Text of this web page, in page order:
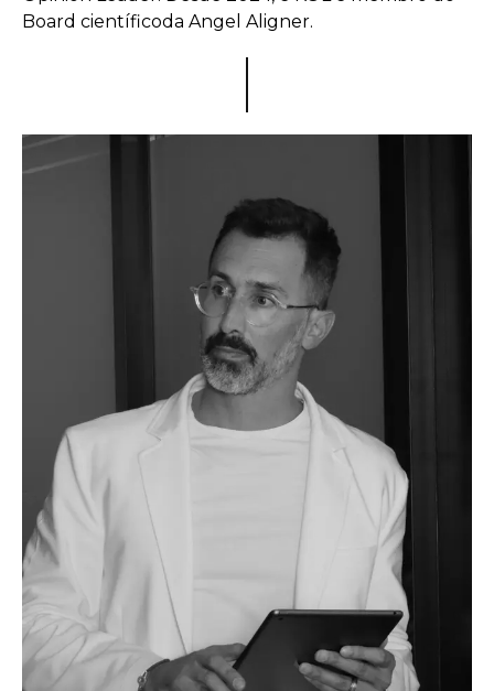
Board científicoda Angel Aligner.